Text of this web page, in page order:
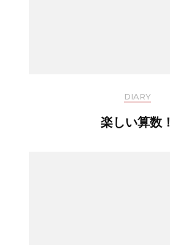
DIARY
楽しい算数！